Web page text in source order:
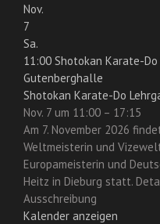
Nov.
7
Sa.
11:00 Shotokan Karate-
Gutenberghalle
Shotokan Karate-Do
Nov. 7 um 11:00 – 17:15
Am 7. November 2026
Weltmeisterin und
Europameisterin und
Heitz in Dieburg statt.
Ausschreibung
Kalender anzeigen